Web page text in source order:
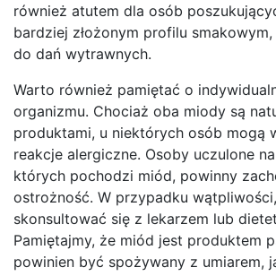
również atutem dla osób
bardziej złożonym profilu
do dań wytrawnych.
Warto również pamiętać o
organizmu. Chociaż oba miody są
produktami, u niektórych osób mogą
reakcje alergiczne. Osoby uczulone
których pochodzi miód, powinny
ostrożność. W przypadku
skonsultować się z lekarzem lub
Pamiętajmy, że miód jest produktem
powinien być spożywany z umiarem,